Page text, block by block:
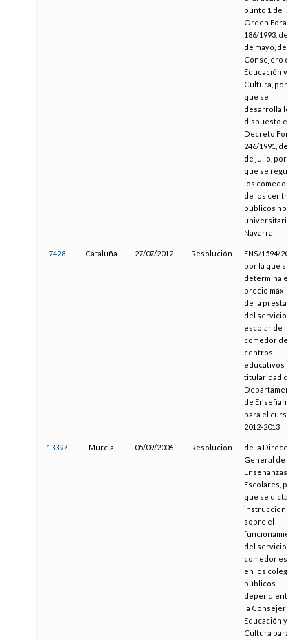
punto 1 de la
Orden Foral
186/1993, de 11
de mayo, del
Consejero de
Educación y
Cultura, por la
que se
desarrolla lo
dispuesto en el
Decreto Foral
246/1991, de 24
de julio, por el
que se regulan
los comedores
de los centros
públicos no
universitarios de
Navarra
7428 Cataluña 27/07/2012 Resolución
ENS/1594/2012,
por la que se
determina el
precio máximo
de la prestación
del servicio
escolar de
comedor de los
centros
educativos de
titularidad del
Departamento
de Enseñanza
para el curso
2012-2013
13397 Murcia 05/09/2006 Resolución
de la Dirección
General de
Enseñanzas
Escolares, por la
que se dictan
instrucciones
sobre el
funcionamiento
del servicio de
comedor escolar
en los colegios
públicos
dependientes de
la Consejería de
Educación y
Cultura para el